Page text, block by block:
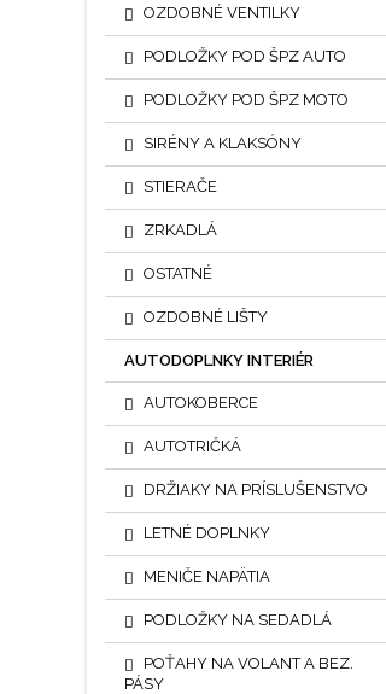
OZDOBNÉ VENTILKY
PODLOŽKY POD ŠPZ AUTO
PODLOŽKY POD ŠPZ MOTO
SIRÉNY A KLAKSÓNY
STIERAČE
ZRKADLÁ
OSTATNÉ
OZDOBNÉ LIŠTY
AUTODOPLNKY INTERIÉR
AUTOKOBERCE
AUTOTRIČKÁ
DRŽIAKY NA PRÍSLUŠENSTVO
LETNÉ DOPLNKY
MENIČE NAPÄTIA
PODLOŽKY NA SEDADLÁ
POŤAHY NA VOLANT A BEZ.
PÁSY